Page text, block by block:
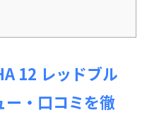
12 レッドブル
ー・口コミを徹